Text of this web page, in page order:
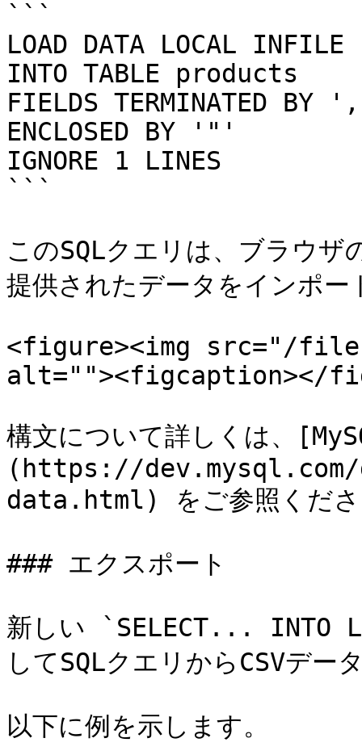
```
LOAD DATA LOCAL
INTO TABLE products
FIELDS TERMINATED BY
ENCLOSED BY '"'
IGNORE 1 LINES
```
このSQLクエリは、ブラウ
提供されたデータをインポー
<figure><img src="/
alt=""><figcaption></
構文について詳しくは、
(https://
data.html) をご参照くださ
### エクスポート
新しい `SELECT... INTO
してSQLクエリからCSVデー
以下に例を示します。